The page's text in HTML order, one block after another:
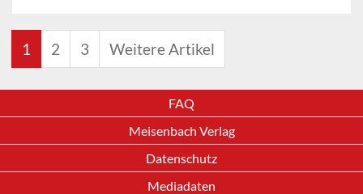
1 2 3 Weitere Artikel
FAQ
Meisenbach Verlag
Datenschutz
Mediadaten